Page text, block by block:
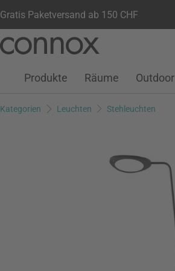
Gratis Paketversand ab 150 CHF
Seiteninhalt
Suchfeld
Kundenkonto
Wunschliste
Warenkorb
Produkte Räume Outdoor
Kategorien Leuchten Stehleuchten